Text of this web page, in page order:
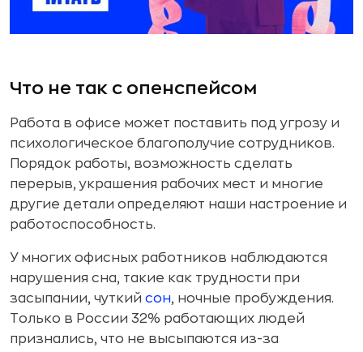
Что не так с опенспейсом
Работа в офисе может поставить под угрозу и
психологическое благополучие сотрудников.
Порядок работы, возможность сделать
перерыв, украшения рабочих мест и многие
другие детали определяют наши настроение и
работоспособность.
У многих офисных работников наблюдаются
нарушения сна, такие как трудности при
засыпании, чуткий сон, ночные пробуждения.
Только в России 32% работающих людей
признались, что не высыпаются из-за